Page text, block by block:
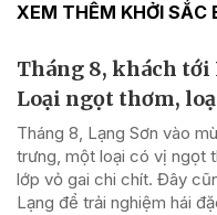
XEM THÊM KHỞI SẮC
Tháng 8, khách tới
Loại ngọt thơm,
Tháng 8, Lạng Sơn vào
trưng, một loại có vị ngọt
lớp vỏ gai chi chít. Đây
Lạng để trải nghiệm hái